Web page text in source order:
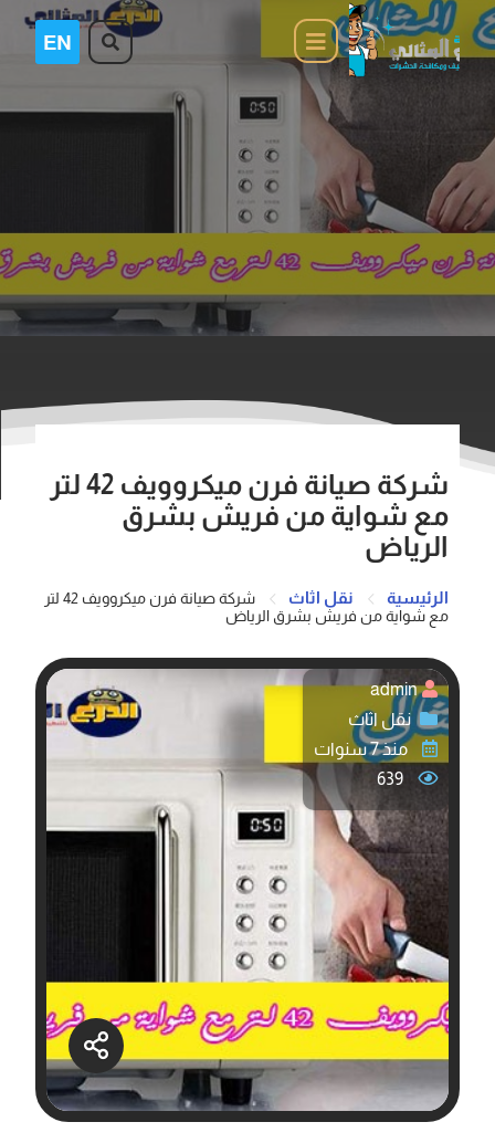
شركة صيانة فرن ميكروويف 42 لتر
مع شواية من فريش بشرق
الرياض
الرئيسية نقل اثاث
شركة صيانة فرن ميكروويف 42 لتر
مع شواية من فريش بشرق الرياض
admin
نقل اثاث
منذ 7 سنوات
639